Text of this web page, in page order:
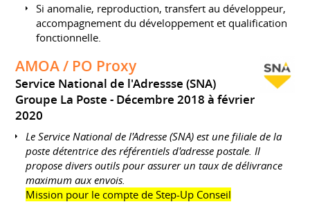
Si anomalie, reproduction, transfert au développeur,
accompagnement du développement et qualification
fonctionnelle.
AMOA / PO Proxy
Service National de l'Adressse (SNA)
Groupe La Poste
Décembre 2018 à février
2020
Le Service National de l'Adresse (SNA) est une filiale de la
poste détentrice des référentiels d'adresse postale. Il
propose divers outils pour assurer un taux de délivrance
maximum aux envois.
Mission pour le compte de Step-Up Conseil